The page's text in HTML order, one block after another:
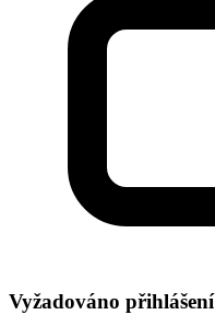
Vyžadováno přihlášení